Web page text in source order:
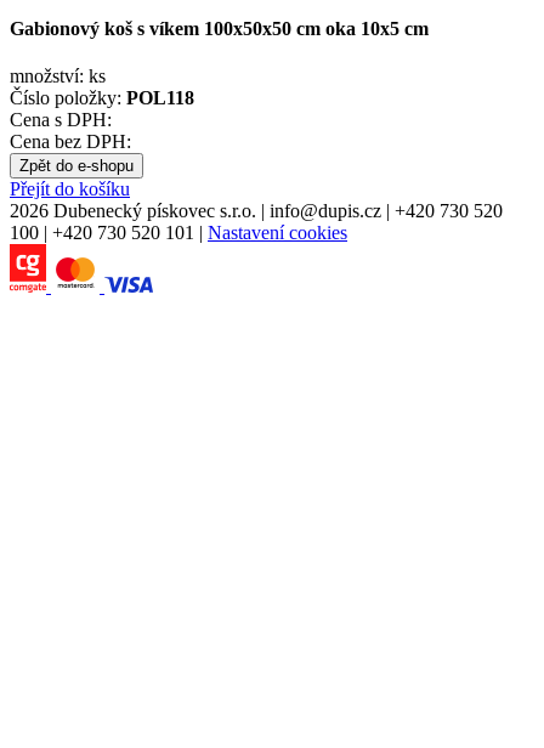
Gabionový koš s víkem 100x50x50 cm oka 10x5 cm
množství: ks
Číslo položky: POL118
Cena s DPH:
Cena bez DPH:
Zpět do e-shopu
Přejít do košíku
2026 Dubenecký pískovec s.r.o. | info@dupis.cz | +420 730 520
100 | +420 730 520 101 | Nastavení cookies